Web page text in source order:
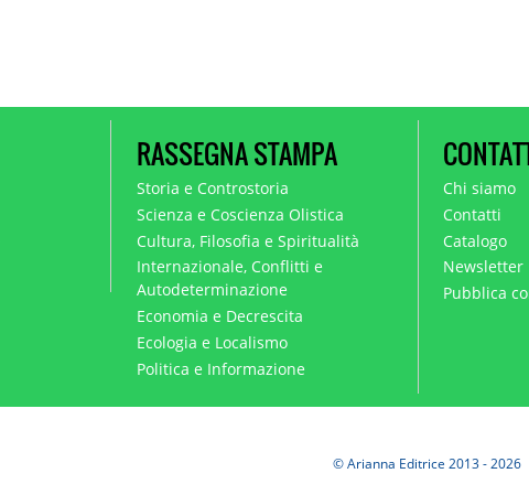
RASSEGNA STAMPA
Storia e Controstoria
Scienza e Coscienza Olistica
Cultura, Filosofia e Spiritualità
Internazionale, Conflitti e
Autodeterminazione
Economia e Decrescita
Ecologia e Localismo
Politica e Informazione
Chi siamo
Contatti
Catalogo
Newsletter
Pubblica
© Arianna Editrice 2013 - 2026